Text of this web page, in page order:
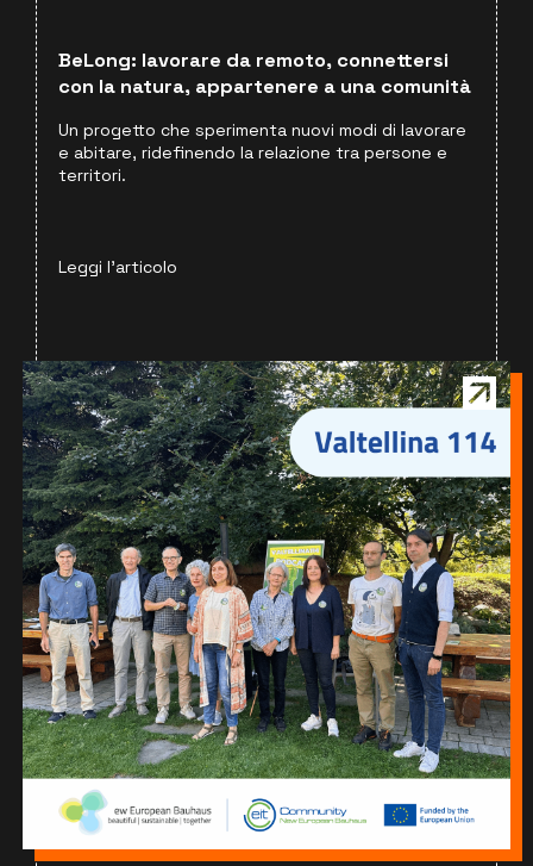
BeLong: lavorare da remoto, connettersi
con la natura, appartenere a una comunità
Un progetto che sperimenta nuovi modi di lavorare
e abitare, ridefinendo la relazione tra persone e
territori.
Leggi l'articolo